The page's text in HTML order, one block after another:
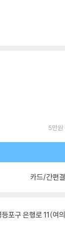
5만원
카드/간편
포구 은행로 11(여